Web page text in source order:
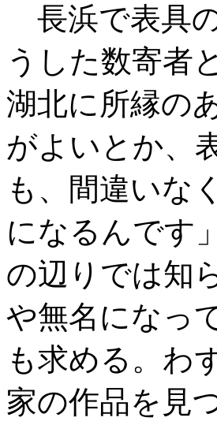
長浜で表具
うした数寄者
湖北に所縁の
がよいとか、
も、間違いな
になるんです
の辺りでは知
や無名になっ
も求める。わ
家の作品を見